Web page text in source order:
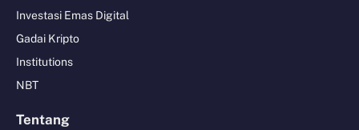
Investasi Emas Digital
Gadai Kripto
Institutions
NBT
Tentang